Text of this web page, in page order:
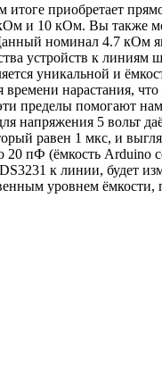
приобретает
и 10 кОм. Вы также
номинал 4.7 кОм
устройств к линиям
уникальной и
нарастания,
пределы помогают
напряжения 5 вольт
равен 1 мкс, и
20 пФ (ёмкость
к линии, будет
уровнем ёмкости,